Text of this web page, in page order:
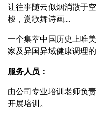
让往事随云似烟消散于
梭，赏歌舞诗画....
一个集萃中国历史上唯
家及异国异域健康调理
服务人员：
由公司专业培训老师负
开展培训。